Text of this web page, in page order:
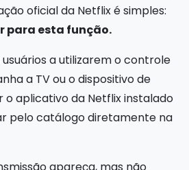
oficial da Netflix é simples:
para esta função.
a utilizarem o controle
a TV ou o dispositivo de
aplicativo da Netflix instalado
pelo catálogo diretamente na
apareça, mas não